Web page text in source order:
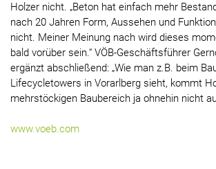
Holzer nicht. „Beton hat einfach mehr
nach 20 Jahren Form, Aussehen und
nicht. Meiner Meinung nach wird dieses
bald vorüber sein.“ VÖB-Geschäftsführer
ergänzt abschließend: „Wie man z.B. beim
Lifecycletowers in Vorarlberg sieht, kommt
mehrstöckigen Baubereich ja ohnehin nicht
www.voeb.com